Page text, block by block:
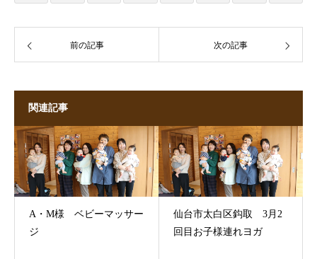
前の記事 次の記事
関連記事
A・M様 ベビーマッサー
ジ
仙台市太白区鈎取 3月2
回目お子様連れヨガ